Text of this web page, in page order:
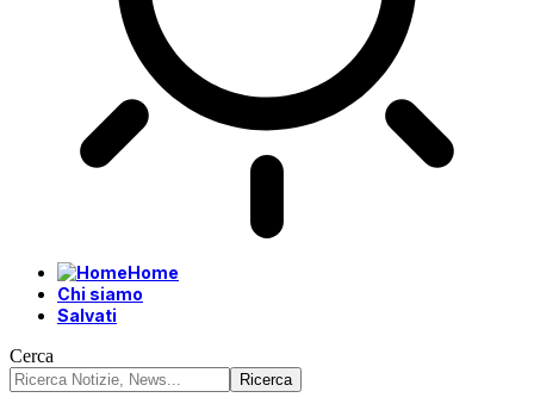
Home
Chi siamo
Salvati
Cerca